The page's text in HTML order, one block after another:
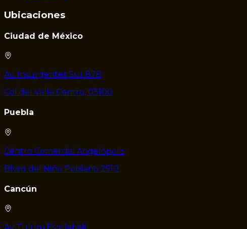
Ubicaciones
Ciudad de México
Av. Insurgentes Sur 878
Col del Valle Centro, 03100
Puebla
Centro Comercial Angelópolis
Blvrd del Niño Poblano 2510
Cancún